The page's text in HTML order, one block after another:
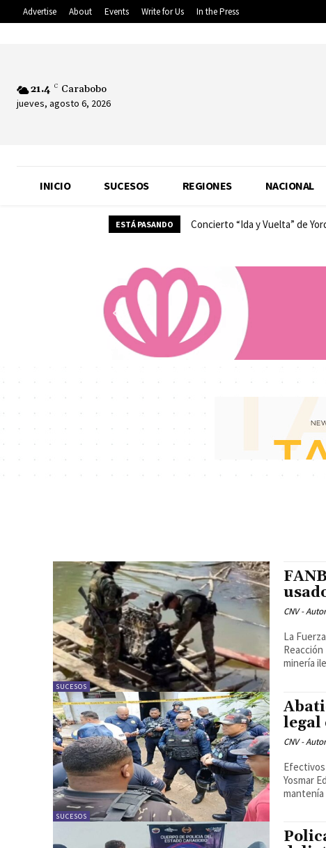
Advertise About Events Write for Us In the Press
21.4 C Carabobo
jueves, agosto 6, 2026
INICIO SUCESOS REGIONES NACIONAL
ESTÁ PASANDO Concierto “Ida y Vuelta” de
SUCESOS
CNV -
La
minería
SUCESOS
legal
CNV -
Yosmar
mantenía